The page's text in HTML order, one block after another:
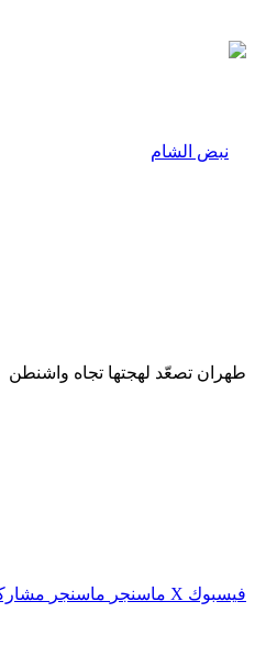
طهران تصعّد لهجتها تجاه واشنطن
فيسبوك ‫X ماسنجر ماسنجر